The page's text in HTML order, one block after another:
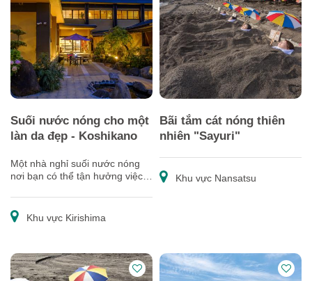
Suối nước nóng cho một
làn da đẹp - Koshikano
Một nhà nghỉ suối nước nóng
nơi bạn có thể tận hưởng việc
tiện nghi.
Khu vực Kirishima
Bãi tắm cát nóng thiên
nhiên "Sayuri"
Khu vực Nansatsu